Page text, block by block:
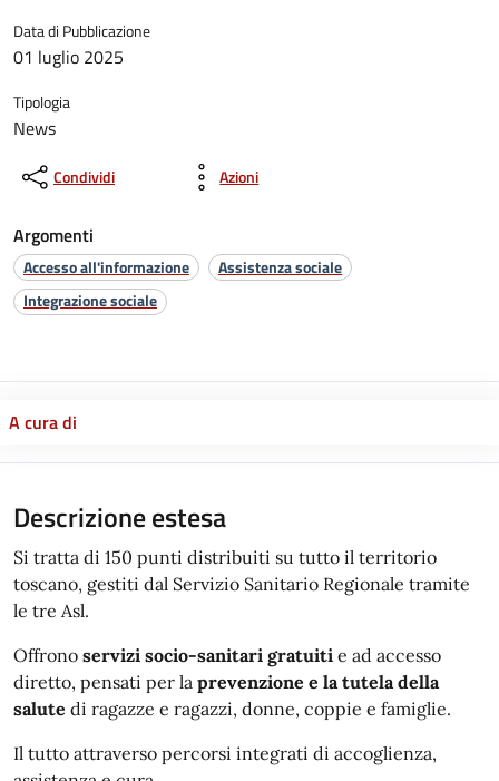
Data di Pubblicazione
01 luglio 2025
Tipologia
News
Condividi Azioni
Argomenti
Accesso all'informazione
Assistenza sociale
Integrazione sociale
A cura di
Descrizione estesa
Si tratta di 150 punti distribuiti su tutto il territorio
toscano, gestiti dal Servizio Sanitario Regionale tramite
le tre Asl.
Offrono servizi socio-sanitari gratuiti e ad accesso
diretto, pensati per la prevenzione e la tutela della
salute di ragazze e ragazzi, donne, coppie e famiglie.
Il tutto attraverso percorsi integrati di accoglienza,